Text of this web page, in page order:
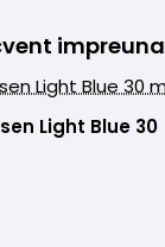
impreuna
Light Blue 30